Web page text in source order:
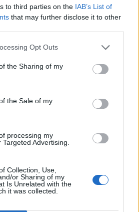
to third parties on the IAB’s List of
that may further disclose it to other
Opt Outs
the Sharing of my
the Sale of my
processing my
Advertising.
Collection, Use,
or Sharing of my
Is Unrelated with the
it was collected.